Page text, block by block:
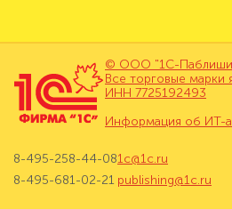
© ООО "1С-
Все торговые марки
ИНН 7725192493
Информация об ИТ-
8-495-258-44-08
8-495-681-02-21
1c@1c.ru
publishing@1c.ru